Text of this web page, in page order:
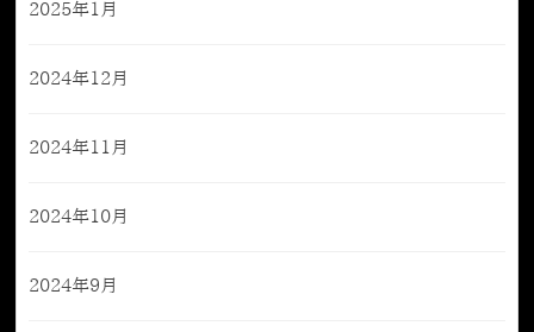
2025年1月
2024年12月
2024年11月
2024年10月
2024年9月